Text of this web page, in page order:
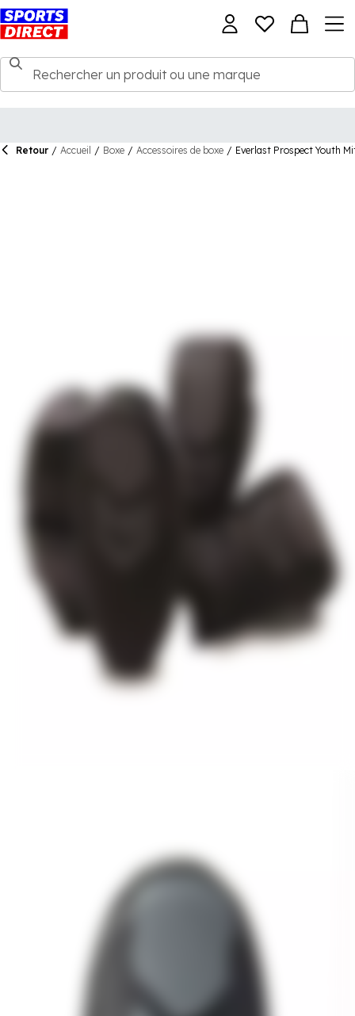
Retour / Accueil / Boxe / Accessoires de boxe / Everlast Prospect Youth